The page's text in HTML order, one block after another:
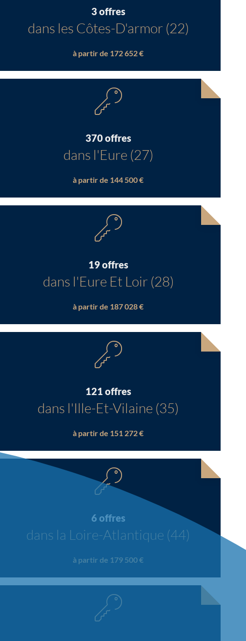
3 offres
dans les Côtes-D'armor (22)
à partir de 172 652 €
370 offres
dans l'Eure (27)
à partir de 144 500 €
19 offres
dans l'Eure Et Loir (28)
à partir de 187 028 €
121 offres
dans l'Ille-Et-Vilaine (35)
à partir de 151 272 €
6 offres
dans la Loire-Atlantique (44)
à partir de 179 500 €